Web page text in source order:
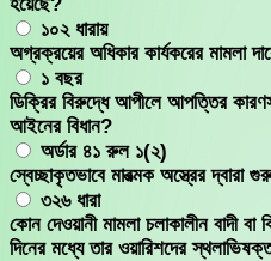
১০২ ধারায়
অগ্রক্রয়ের অধিকার কার্যকরের মামলা
১ বছর
ডিক্রির বিরুদ্ধে আপীলে আপত্তির
আইনের বিধান?
অর্ডার ৪১ রুল ১(২)
স্বেচ্ছাকৃতভাবে মারত্মক অস্ত্রের
৩২৬ ধারা
কোন দেওয়ানী মামলা চলাকালীন বাদী
দিনের মধ্যে তার ওয়ারিশদের